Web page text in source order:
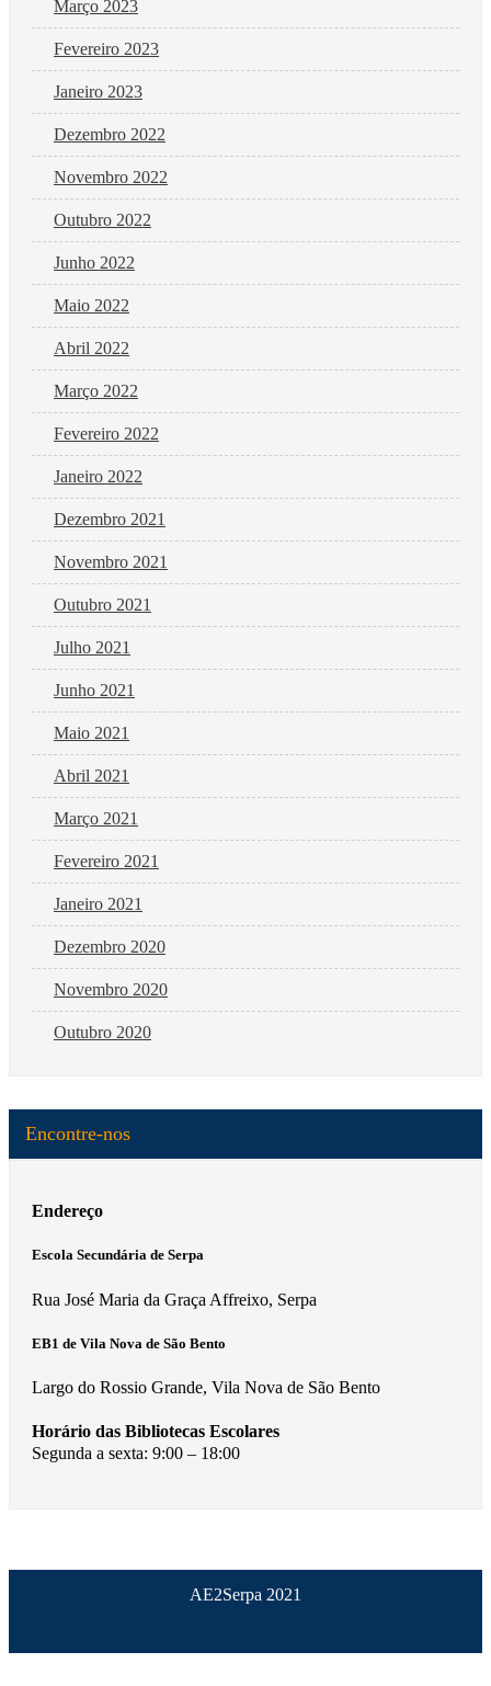
Março 2023
Fevereiro 2023
Janeiro 2023
Dezembro 2022
Novembro 2022
Outubro 2022
Junho 2022
Maio 2022
Abril 2022
Março 2022
Fevereiro 2022
Janeiro 2022
Dezembro 2021
Novembro 2021
Outubro 2021
Julho 2021
Junho 2021
Maio 2021
Abril 2021
Março 2021
Fevereiro 2021
Janeiro 2021
Dezembro 2020
Novembro 2020
Outubro 2020
Encontre-nos
Endereço
Escola Secundária de Serpa
Rua José Maria da Graça Affreixo, Serpa
EB1 de Vila Nova de São Bento
Largo do Rossio Grande, Vila Nova de São Bento
Horário das Bibliotecas Escolares
Segunda a sexta: 9:00 – 18:00
AE2Serpa 2021